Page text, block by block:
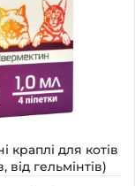
краплі для котів
від гельмінтів)